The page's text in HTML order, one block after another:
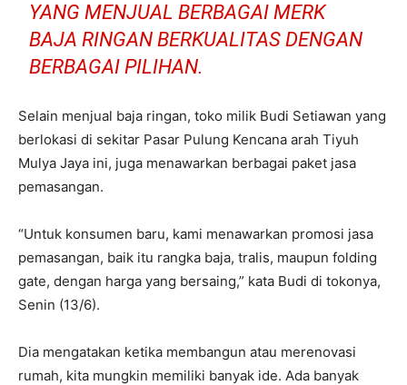
YANG MENJUAL BERBAGAI MERK
BAJA RINGAN BERKUALITAS DENGAN
BERBAGAI PILIHAN.
Selain menjual baja ringan, toko milik Budi Setiawan yang
berlokasi di sekitar Pasar Pulung Kencana arah Tiyuh
Mulya Jaya ini, juga menawarkan berbagai paket jasa
pemasangan.
“Untuk konsumen baru, kami menawarkan promosi jasa
pemasangan, baik itu rangka baja, tralis, maupun folding
gate, dengan harga yang bersaing,” kata Budi di tokonya,
Senin (13/6).
Dia mengatakan ketika membangun atau merenovasi
rumah, kita mungkin memiliki banyak ide. Ada banyak